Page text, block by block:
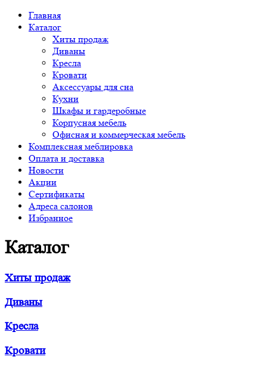
Главная
Каталог
Хиты продаж
Диваны
Кресла
Кровати
Аксессуары для сна
Кухни
Шкафы и гардеробные
Корпусная мебель
Офисная и коммерческая мебель
Комплексная меблировка
Оплата и доставка
Новости
Акции
Сертификаты
Адреса салонов
Избранное
Каталог
Хиты продаж
Диваны
Кресла
Кровати